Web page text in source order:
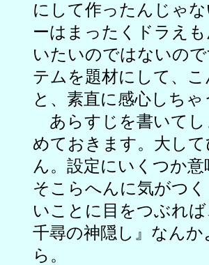
にして作ったんじゃ
ーはまったくドラえ
いたいのではないの
テムを題材にして、
と、素直に感心しち
あらすじを書いてし
めておきます。大し
ん。設定にいくつか
そこらへんに気がつ
いことに目をつぶれ
千尋の神隠し』なん
ら。